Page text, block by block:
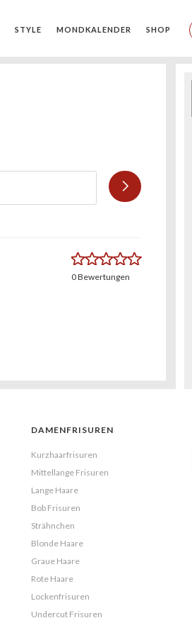
STYLE MONDKALENDER SHOP
0.0
0 Bewertungen
DAMENFRISUREN
Kurzhaarfrisuren
Mittellange Frisuren
Lange Haare
Bob Frisuren
Strähnchen
Blonde Haare
Graue Haare
Rote Haare
Lockenfrisuren
Undercut Frisuren